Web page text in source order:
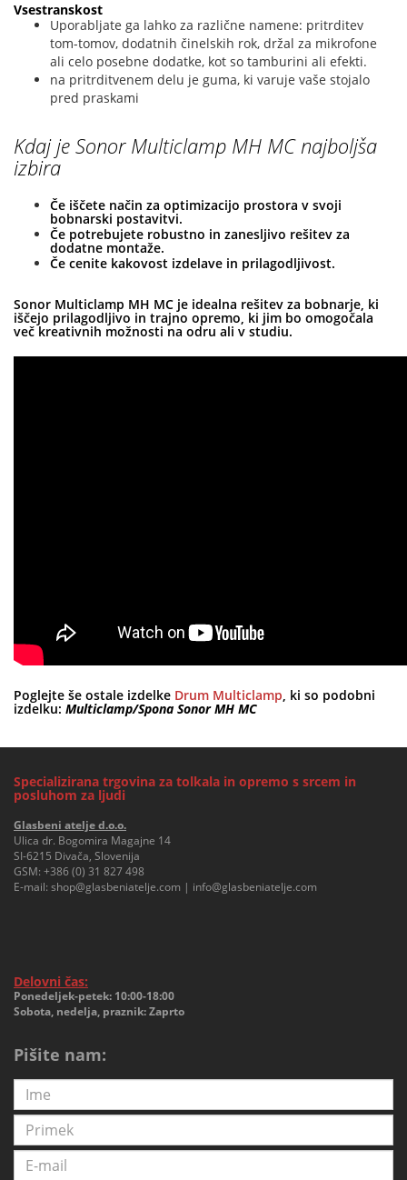
Vsestranskost
Uporabljate ga lahko za različne namene: pritrditev
tom-tomov, dodatnih činelskih rok, držal za mikrofone
ali celo posebne dodatke, kot so tamburini ali efekti.
na pritrditvenem delu je guma, ki varuje vaše stojalo
pred praskami
Kdaj je Sonor Multiclamp MH MC najboljša
izbira
Če iščete način za optimizacijo prostora v svoji
bobnarski postavitvi.
Če potrebujete robustno in zanesljivo rešitev za
dodatne montaže.
Če cenite kakovost izdelave in prilagodljivost.
Sonor Multiclamp MH MC je idealna rešitev za bobnarje, ki
iščejo prilagodljivo in trajno opremo, ki jim bo omogočala
več kreativnih možnosti na odru ali v studiu.
Poglejte še ostale izdelke Drum Multiclamp, ki so podobni
izdelku: Multiclamp/Spona Sonor MH MC
Specializirana trgovina za tolkala in opremo s srcem in
posluhom za ljudi
Glasbeni atelje d.o.o.
Ulica dr. Bogomira Magajne 14
SI-6215 Divača, Slovenija
GSM: +386 (0) 31 827 498
E-mail: shop@glasbeniatelje.com | info@glasbeniatelje.com
Delovni čas:
Ponedeljek-petek: 10:00-18:00
Sobota, nedelja, praznik: Zaprto
Pišite nam: